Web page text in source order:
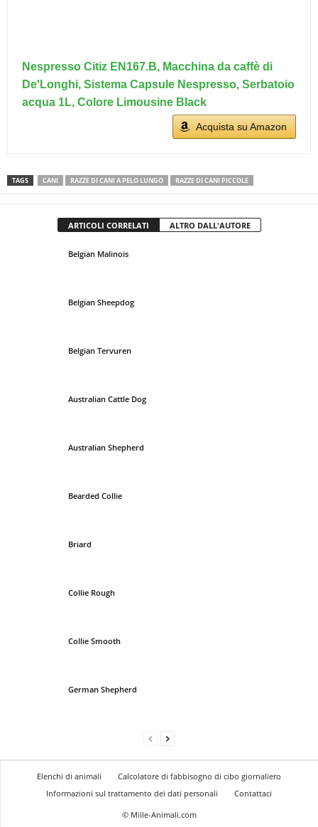
Nespresso Citiz EN167.B, Macchina da caffè di
De'Longhi, Sistema Capsule Nespresso, Serbatoio
acqua 1L, Colore Limousine Black
Acquista su Amazon
TAGS CANI RAZZE DI CANI A PELO LUNGO RAZZE DI CANI PICCOLE
ARTICOLI CORRELATI ALTRO DALL'AUTORE
Belgian Malinois
Belgian Sheepdog
Belgian Tervuren
Australian Cattle Dog
Australian Shepherd
Bearded Collie
Briard
Collie Rough
Collie Smooth
German Shepherd
Elenchi di animali
Calcolatore di fabbisogno di cibo giornaliero
Informazioni sul trattamento dei dati personali
Contattaci
© Mille-Animali.com